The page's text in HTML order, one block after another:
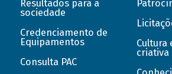
Resultados para a
sociedade
Credenciamento de
Equipamentos
Consulta PAC
Cultura
criativa